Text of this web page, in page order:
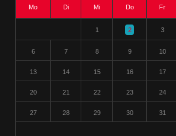
Mo Di Mi Do Fr
1 2 3
6 7 8 9 10
13 14 15 16 17
20 21 22 23 24
27 28 29 30 31